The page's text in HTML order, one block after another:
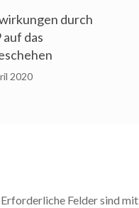
durch
das
2020
Erforderliche Felder sind mit